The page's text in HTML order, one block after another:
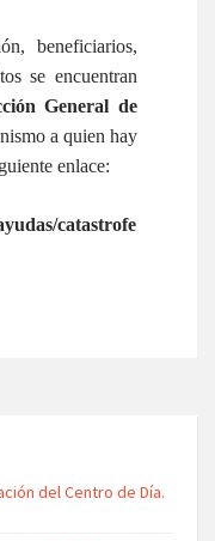
beneficiarios,
se encuentran
General de
a quien hay
enlace:
catastrofe
del Centro de Día.